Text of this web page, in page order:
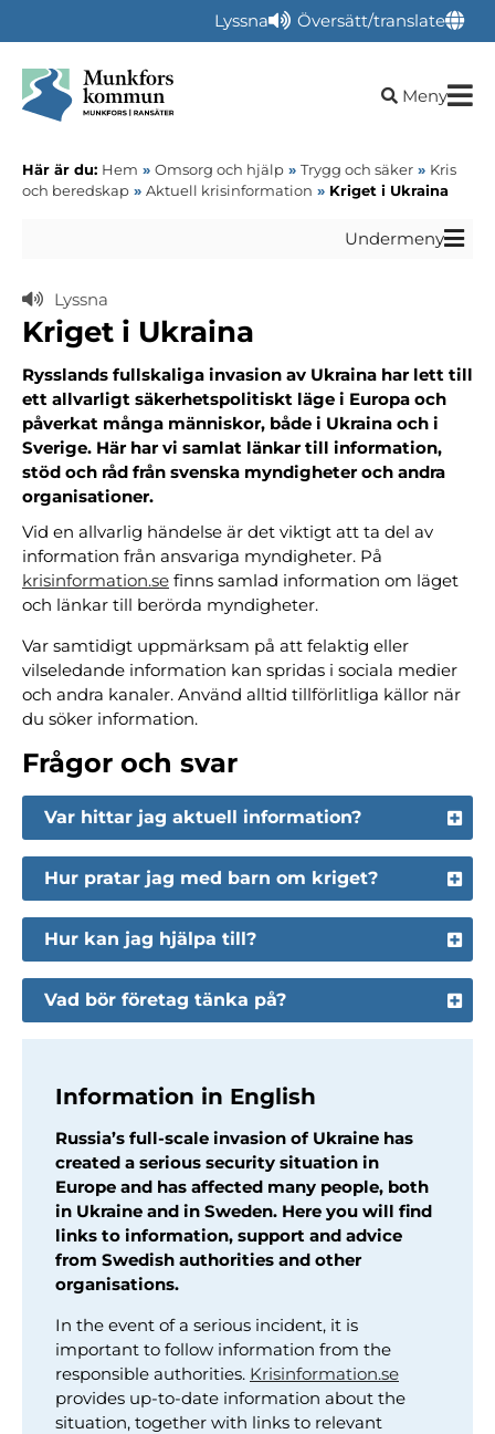
Lyssna Översätt/translate
Öppna
Meny
Här är du: Hem » Omsorg och hjälp » Trygg och säker » Kris
och beredskap » Aktuell krisinformation » Kriget i Ukraina
Undermeny
Lyssna
Kriget i Ukraina
Rysslands fullskaliga invasion av Ukraina har lett till
ett allvarligt säkerhetspolitiskt läge i Europa och
påverkat många människor, både i Ukraina och i
Sverige. Här har vi samlat länkar till information,
stöd och råd från svenska myndigheter och andra
organisationer.
Vid en allvarlig händelse är det viktigt att ta del av
information från ansvariga myndigheter. På
krisinformation.se finns samlad information om läget
och länkar till berörda myndigheter.
Var samtidigt uppmärksam på att felaktig eller
vilseledande information kan spridas i sociala medier
och andra kanaler. Använd alltid tillförlitliga källor när
du söker information.
Frågor och svar
Var hittar jag aktuell information?
Hur pratar jag med barn om kriget?
Hur kan jag hjälpa till?
Vad bör företag tänka på?
Information in English
Russia’s full-scale invasion of Ukraine has
created a serious security situation in
Europe and has affected many people, both
in Ukraine and in Sweden. Here you will find
links to information, support and advice
from Swedish authorities and other
organisations.
In the event of a serious incident, it is
important to follow information from the
responsible authorities. Krisinformation.se
provides up-to-date information about the
situation, together with links to relevant